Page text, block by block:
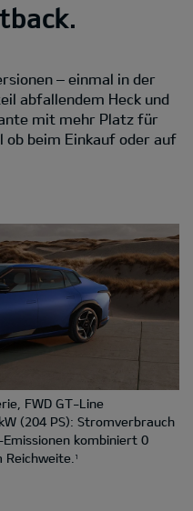
– einmal in der
abfallendem Heck und
mit mehr Platz für
ob beim Einkauf oder auf
FWD GT-Line
(204 PS): Stromverbrauch
kombiniert 0
Reichweite.
1